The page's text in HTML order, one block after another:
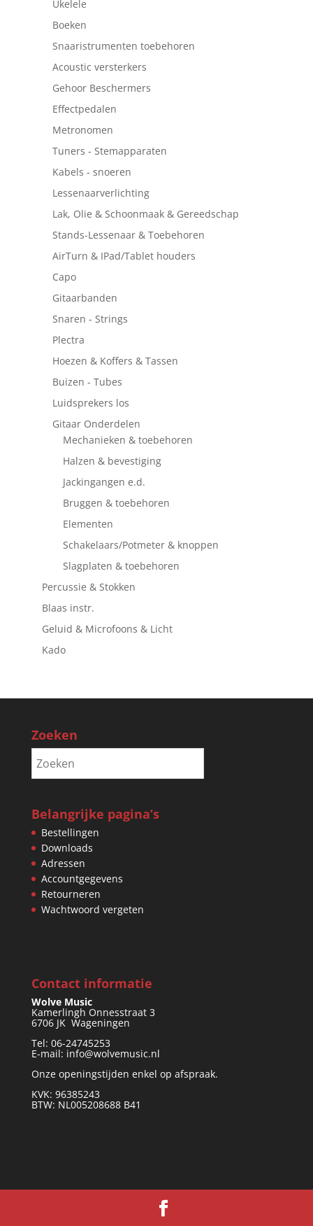
Ukelele
Boeken
Snaaristrumenten toebehoren
Acoustic versterkers
Gehoor Beschermers
Effectpedalen
Metronomen
Tuners - Stemapparaten
Kabels - snoeren
Lessenaarverlichting
Lak, Olie & Schoonmaak & Gereedschap
Stands-Lessenaar & Toebehoren
AirTurn & IPad/Tablet houders
Capo
Gitaarbanden
Snaren - Strings
Plectra
Hoezen & Koffers & Tassen
Buizen - Tubes
Luidsprekers los
Gitaar Onderdelen
Mechanieken & toebehoren
Halzen & bevestiging
Jackingangen e.d.
Bruggen & toebehoren
Elementen
Schakelaars/Potmeter & knoppen
Slagplaten & toebehoren
Percussie & Stokken
Blaas instr.
Geluid & Microfoons & Licht
Kado
Zoeken
Belangrijke pagina’s
Bestellingen
Downloads
Adressen
Accountgegevens
Retourneren
Wachtwoord vergeten
Contact informatie
Wolve Music
Kamerlingh Onnesstraat 3
6706 JK Wageningen
Tel: 06-24745253
E-mail: info@wolvemusic.nl
Onze openingstijden enkel op afspraak.
KVK: 96385243
BTW: NL005208688 B41